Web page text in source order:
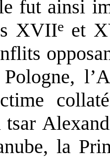
fut ainsi
XVIIe et
tsar
la